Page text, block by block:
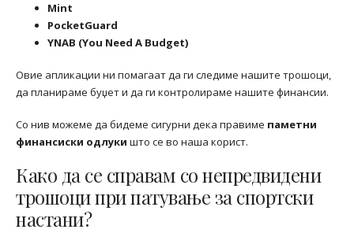
Mint
PocketGuard
YNAB (You Need A Budget)
Овие апликации ни помагаат да ги следиме нашите трошоци,
да планираме буџет и да ги контролираме нашите финансии.
Со нив можеме да бидеме сигурни дека правиме паметни
финансиски одлуки што се во наша корист.
Како да се справам со непредвидени
трошоци при патување за спортски
настани?